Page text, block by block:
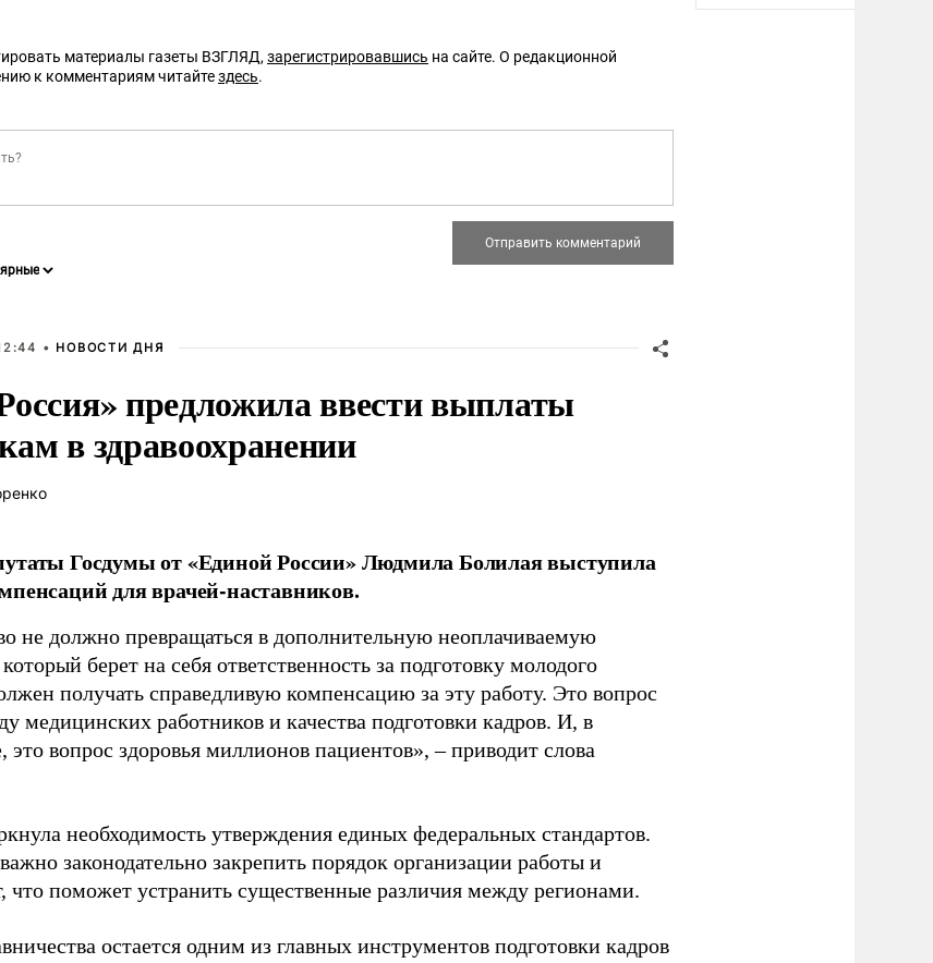
материалы газеты ВЗГЛЯД, зарегистрировавшись на сайте. О редакционной
к комментариям читайтездесь.
• НОВОСТИ ДНЯ
предложила ввести выплаты
в здравоохранении
Госдумы от «Единой России» Людмила Болилая выступила
для врачей-наставников.
не должно превращаться в дополнительную неоплачиваемую
берет на себя ответственность за подготовку молодого
получать справедливую компенсацию за эту работу. Это вопрос
медицинских работников и качества подготовки кадров. И, в
это вопрос здоровья миллионов пациентов», – приводит слова
необходимость утверждения единых федеральных стандартов.
законодательно закрепить порядок организации работы и
что поможет устранить существенные различия между регионами.
остается одним из главных инструментов подготовки кадров